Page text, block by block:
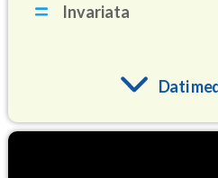
Invariata
Dati